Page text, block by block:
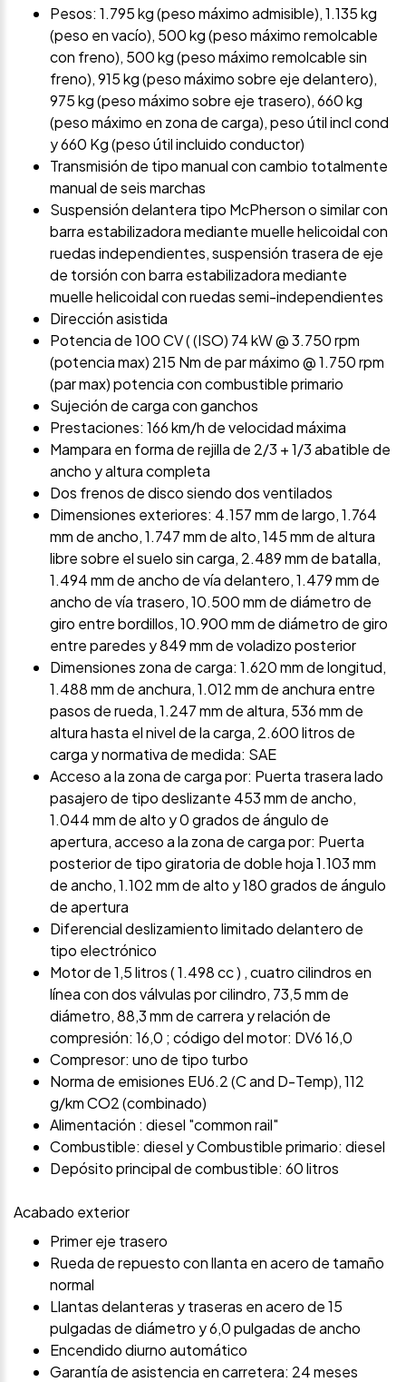
Pesos: 1.795 kg (peso máximo admisible), 1.135 kg
(peso en vacío), 500 kg (peso máximo remolcable
con freno), 500 kg (peso máximo remolcable sin
freno), 915 kg (peso máximo sobre eje delantero),
975 kg (peso máximo sobre eje trasero), 660 kg
(peso máximo en zona de carga), peso útil incl cond
y 660 Kg (peso útil incluido conductor)
Transmisión de tipo manual con cambio totalmente
manual de seis marchas
Suspensión delantera tipo McPherson o similar con
barra estabilizadora mediante muelle helicoidal con
ruedas independientes, suspensión trasera de eje
de torsión con barra estabilizadora mediante
muelle helicoidal con ruedas semi-independientes
Dirección asistida
Potencia de 100 CV ( (ISO) 74 kW @ 3.750 rpm
(potencia max) 215 Nm de par máximo @ 1.750 rpm
(par max) potencia con combustible primario
Sujeción de carga con ganchos
Prestaciones: 166 km/h de velocidad máxima
Mampara en forma de rejilla de 2/3 + 1/3 abatible de
ancho y altura completa
Dos frenos de disco siendo dos ventilados
Dimensiones exteriores: 4.157 mm de largo, 1.764
mm de ancho, 1.747 mm de alto, 145 mm de altura
libre sobre el suelo sin carga, 2.489 mm de batalla,
1.494 mm de ancho de vía delantero, 1.479 mm de
ancho de vía trasero, 10.500 mm de diámetro de
giro entre bordillos, 10.900 mm de diámetro de giro
entre paredes y 849 mm de voladizo posterior
Dimensiones zona de carga: 1.620 mm de longitud,
1.488 mm de anchura, 1.012 mm de anchura entre
pasos de rueda, 1.247 mm de altura, 536 mm de
altura hasta el nivel de la carga, 2.600 litros de
carga y normativa de medida: SAE
Acceso a la zona de carga por: Puerta trasera lado
pasajero de tipo deslizante 453 mm de ancho,
1.044 mm de alto y 0 grados de ángulo de
apertura, acceso a la zona de carga por: Puerta
posterior de tipo giratoria de doble hoja 1.103 mm
de ancho, 1.102 mm de alto y 180 grados de ángulo
de apertura
Diferencial deslizamiento limitado delantero de
tipo electrónico
Motor de 1,5 litros ( 1.498 cc ) , cuatro cilindros en
línea con dos válvulas por cilindro, 73,5 mm de
diámetro, 88,3 mm de carrera y relación de
compresión: 16,0 ; código del motor: DV6 16,0
Compresor: uno de tipo turbo
Norma de emisiones EU6.2 (C and D-Temp), 112
g/km CO2 (combinado)
Alimentación : diesel "common rail"
Combustible: diesel y Combustible primario: diesel
Depósito principal de combustible: 60 litros
Acabado exterior
Primer eje trasero
Rueda de repuesto con llanta en acero de tamaño
normal
Llantas delanteras y traseras en acero de 15
pulgadas de diámetro y 6,0 pulgadas de ancho
Encendido diurno automático
Garantía de asistencia en carretera: 24 meses